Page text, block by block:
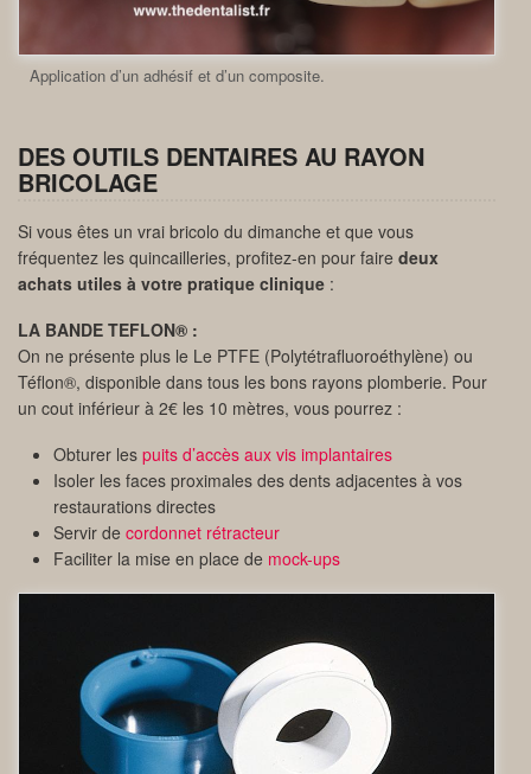
Application d’un adhésif et d’un composite.
DES OUTILS DENTAIRES AU RAYON
BRICOLAGE
Si vous êtes un vrai bricolo du dimanche et que vous
fréquentez les quincailleries, profitez-en pour faire deux
achats utiles à votre pratique clinique :
LA BANDE TEFLON® :
On ne présente plus le Le PTFE (Polytétrafluoroéthylène) ou
Téflon®, disponible dans tous les bons rayons plomberie. Pour
un cout inférieur à 2€ les 10 mètres, vous pourrez :
Obturer les puits d’accès aux vis implantaires
Isoler les faces proximales des dents adjacentes à vos
restaurations directes
Servir de cordonnet rétracteur
Faciliter la mise en place de mock-ups